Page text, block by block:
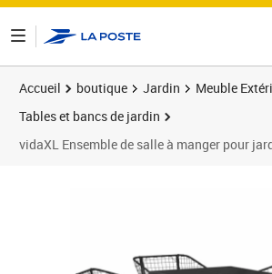
Accueil boutique Jardin
Meuble
Tables et bancs de jardin
vidaXL Ensemble de salle à manger pour